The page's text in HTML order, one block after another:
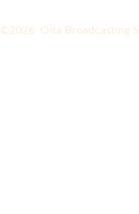
©2026 Oita Broadcasting